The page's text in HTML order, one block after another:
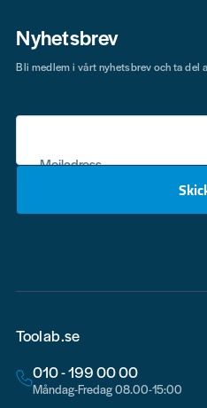
Nyhetsbrev
Mejladress
Bli medlem i vårt nyhetsbrev och ta del
Toolab.se
010 - 199 00 00
Måndag-Fredag 08.00-15:00